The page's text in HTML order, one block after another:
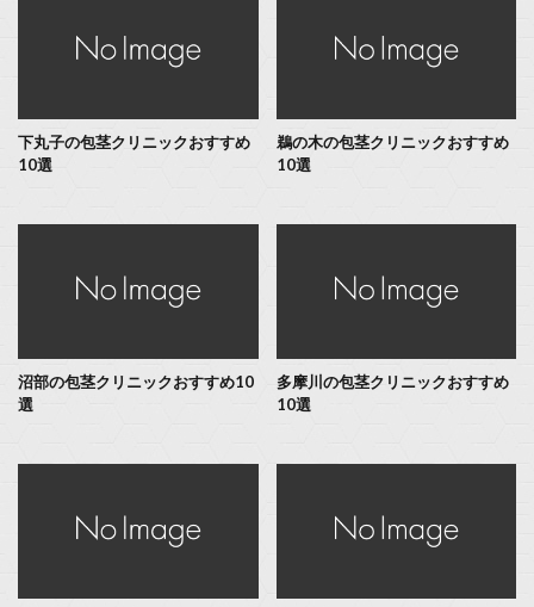
下丸子の包茎クリニックおすすめ
10選
鵜の木の包茎クリニックおすすめ
10選
沼部の包茎クリニックおすすめ10
選
多摩川の包茎クリニックおすすめ
10選